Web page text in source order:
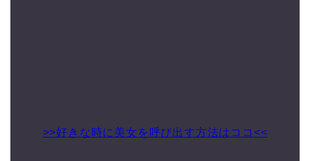
>>好きな時に美女を呼び出す方法はココ<<